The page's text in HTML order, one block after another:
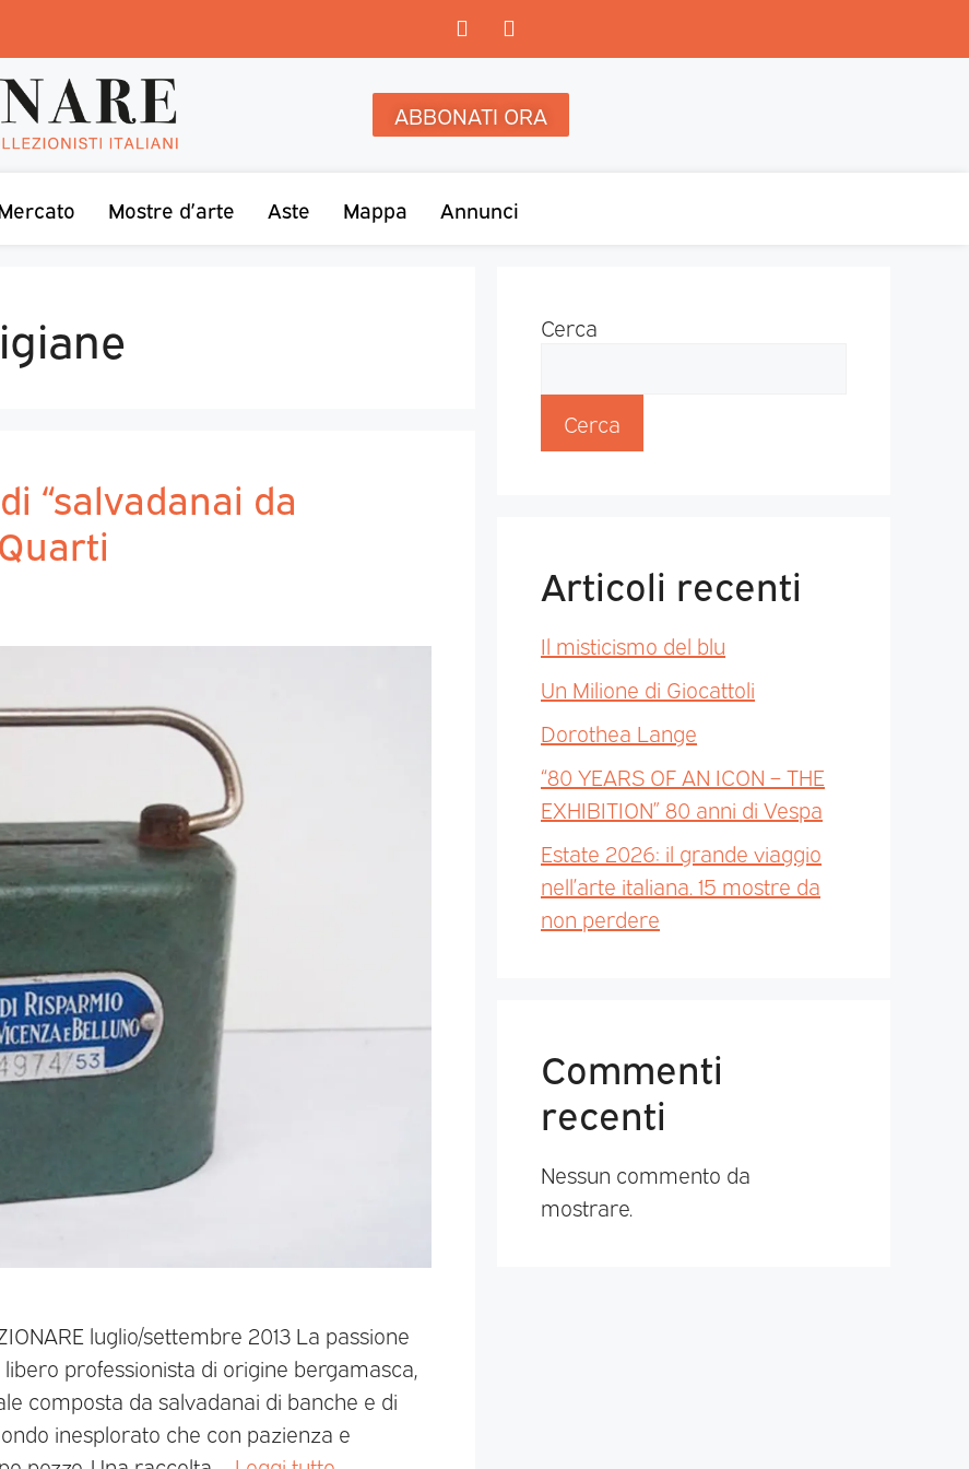
ABBONATI ORA
Mostre d’arte Aste Mappa Annunci
“salvadanai da
luglio/settembre 2013 La passione
professionista di origine bergamasca,
composta da salvadanai di banche e di
inesplorato che con pazienza e
Cerca
Cerca
Articoli recenti
Il misticismo del blu
Un Milione di Giocattoli
Dorothea Lange
“80 YEARS OF AN ICON – THE
EXHIBITION” 80 anni di Vespa
Estate 2026: il grande viaggio
nell’arte italiana. 15 mostre da
non perdere
Commenti
recenti
Nessun commento da
mostrare.